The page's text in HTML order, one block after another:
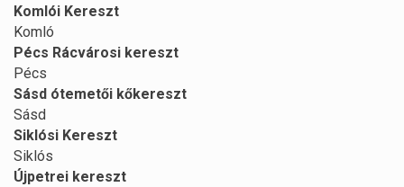
Komlói Kereszt
Komló
Pécs Rácvárosi kereszt
Pécs
Sásd ótemetői kőkereszt
Sásd
Siklósi Kereszt
Siklós
Újpetrei kereszt